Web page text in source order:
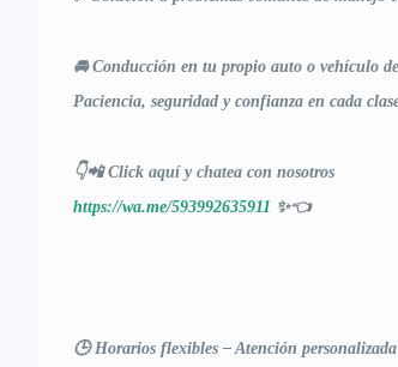
🚘 Conducción en tu propio auto o vehículo
Paciencia, seguridad y confianza en cada
👇📲 Click aquí y chatea con nosotros
https://wa.me/593992635911 ✨👈
🕒 Horarios flexibles – Atención personalizada